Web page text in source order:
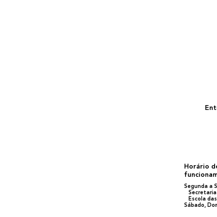
Horário
Segunda a
Secretaria
Escola
Sábado,